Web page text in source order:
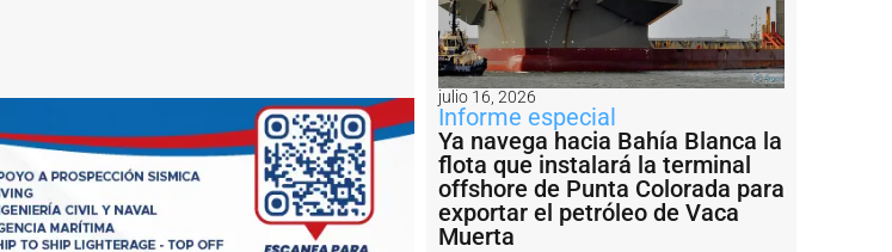
julio 16, 2026
Informe especial
Ya navega hacia Bahía Blanca la
flota que instalará la terminal
offshore de Punta Colorada para
exportar el petróleo de Vaca
Muerta